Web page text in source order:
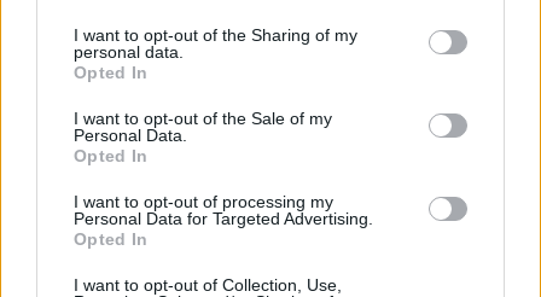
not limited to your visit or usage behaviour. You may click to
grant or deny consent to Google and its third-party tags to
use your data for below specified purposes in below Google
consent section.
I want to opt-out of the Sharing of my
personal data.
Opted In
I want to opt-out of the Sale of my
Personal Data.
Opted In
I want to opt-out of processing my
Personal Data for Targeted Advertising.
Opted In
I want to opt-out of Collection, Use,
Ez utóbbi különösen
jelzésértékű: mindössze 19
ország rendelkezik ezzel a
besorolással.
Izrael: „A légifölényünket nem